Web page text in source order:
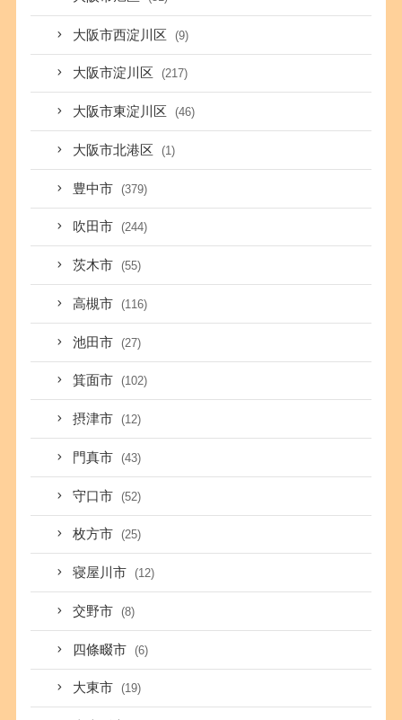
大阪市西淀川区 (9)
大阪市淀川区 (217)
大阪市東淀川区 (46)
大阪市北港区 (1)
豊中市 (379)
吹田市 (244)
茨木市 (55)
高槻市 (116)
池田市 (27)
箕面市 (102)
摂津市 (12)
門真市 (43)
守口市 (52)
枚方市 (25)
寝屋川市 (12)
交野市 (8)
四條畷市 (6)
大東市 (19)